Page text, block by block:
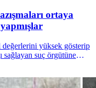
ortaya
değerlerini yüksek gösterip
sağlayan suç örgütüne
arasında geçen